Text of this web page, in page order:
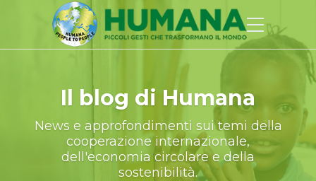
Il blog di Humana
News e approfondimenti sui temi della
cooperazione internazionale,
dell'economia circolare e della
sostenibilità.